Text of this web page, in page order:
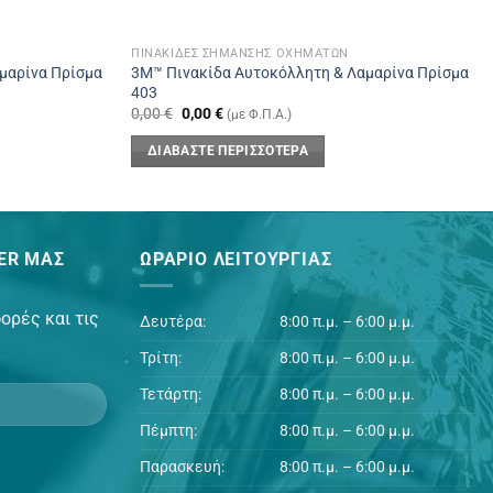
Πρίσμα
ΠΙΝΑΚΊΔΕΣ ΣΉΜΑΝΣΗΣ ΟΧΗΜΆΤΩΝ
3Μ™ Πινακίδα Αυτοκόλλητη & Λαμαρίνα Πρίσμα
403
0,00€ Original
was:
0,00 €.
0,00€Η
τρέχουσα
τιμή
είναι:
(με Φ.Π.Α.)
ΔΙΑΒΆΣΤΕ ΠΕΡΙΣΣΌΤΕΡΑ
ΜΑΣ
και τις
ΩΡΆΡΙΟ ΛΕΙΤΟΥΡΓΊΑΣ
Δευτέρα:
8:00 π.μ. – 6:00 μ.μ.
Τρίτη:
8:00 π.μ. – 6:00 μ.μ.
Τετάρτη:
8:00 π.μ. – 6:00 μ.μ.
Πέμπτη:
8:00 π.μ. – 6:00 μ.μ.
Παρασκευή:
8:00 π.μ. – 6:00 μ.μ.